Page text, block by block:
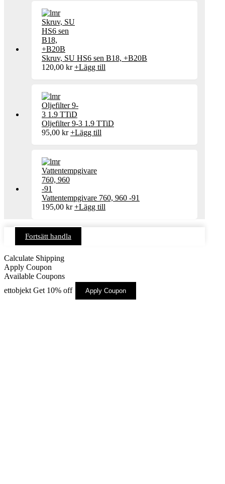
Skruv, SU HS6 sen B18, +B20B
120,00 kr +Lägg till
Oljefilter 9-3 1.9 TTiD
95,00 kr +Lägg till
Vattentempgivare 760, 960 -91
195,00 kr +Lägg till
Fortsätt handla
Calculate Shipping
Apply Coupon
Available Coupons
ettobjekt Get 10% off Apply Coupon